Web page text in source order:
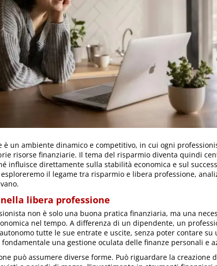
un ambiente dinamico e competitivo, in cui ogni
risorse finanziarie. Il tema del risparmio diventa quindi
influisce direttamente sulla stabilità economica e sul
il legame tra risparmio e libera professione,
libera professione
non è solo una buona pratica finanziaria, ma una
nel tempo. A differenza di un dipendente, un
tutte le sue entrate e uscite, senza poter contare su
una gestione oculata delle finanze personali e
può assumere diverse forme. Può riguardare la creazione